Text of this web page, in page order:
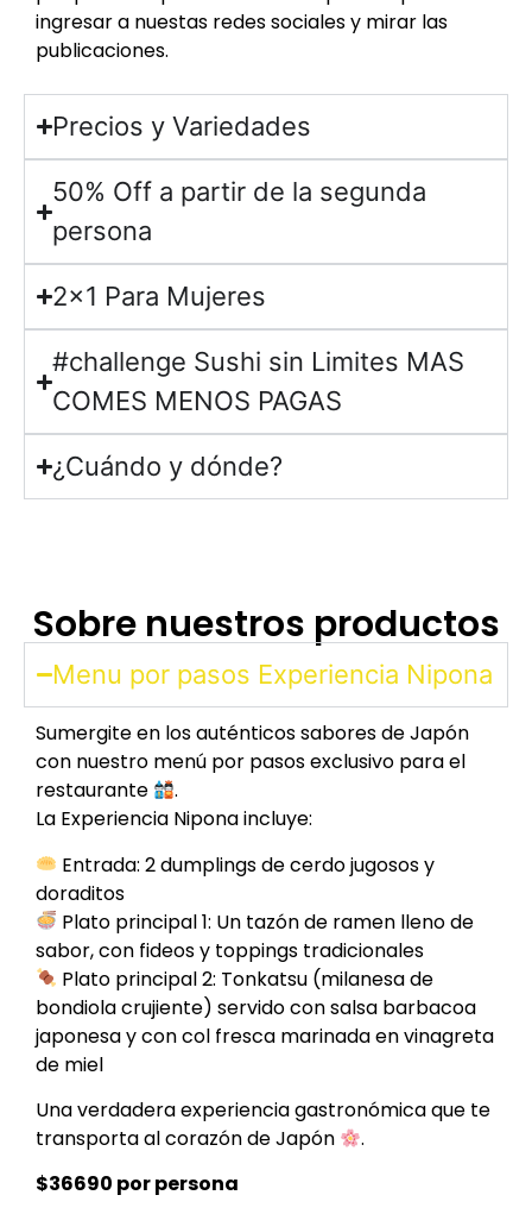
ingresar a nuestas redes sociales y mirar las
publicaciones.
Precios y Variedades
50% Off a partir de la segunda
persona
2x1 Para Mujeres
#challenge Sushi sin Limites MAS
COMES MENOS PAGAS
¿Cuándo y dónde?
Sobre nuestros productos
Menu por pasos Experiencia Nipona
Sumergite en los auténticos sabores de Japón
con nuestro menú por pasos exclusivo para el
restaurante
.
La Experiencia Nipona incluye:
Entrada: 2 dumplings de cerdo jugosos y
doraditos
Plato principal 1: Un tazón de ramen lleno de
sabor, con fideos y toppings tradicionales
Plato principal 2: Tonkatsu (milanesa de
bondiola crujiente) servido con salsa barbacoa
japonesa y con col fresca marinada en vinagreta
de miel
Una verdadera experiencia gastronómica que te
transporta al corazón de Japón
.
$36690 por persona